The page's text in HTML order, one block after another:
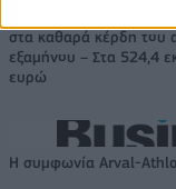
στα καθαρά κέρδη του
εξαμήνου – Στα 524,4
ευρώ
Η συμφωνία Arval-